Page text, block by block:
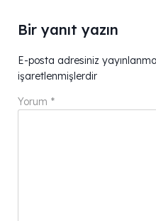
Bir yanıt yazın
E-posta adresiniz
işaretlenmişlerdir
Yorum *